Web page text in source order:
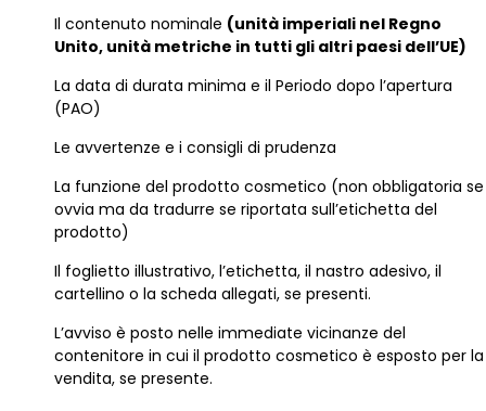
Il contenuto nominale (unità imperiali nel Regno
Unito, unità metriche in tutti gli altri paesi dell’UE)
La data di durata minima e il Periodo dopo l’apertura
(PAO)
Le avvertenze e i consigli di prudenza
La funzione del prodotto cosmetico (non obbligatoria se
ovvia ma da tradurre se riportata sull’etichetta del
prodotto)
Il foglietto illustrativo, l’etichetta, il nastro adesivo, il
cartellino o la scheda allegati, se presenti.
L’avviso è posto nelle immediate vicinanze del
contenitore in cui il prodotto cosmetico è esposto per la
vendita, se presente.